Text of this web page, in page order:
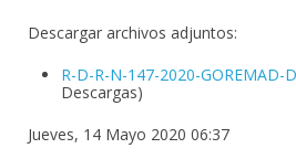
Descargar archivos adjuntos:
R-D-R-N-147-2020-GOREMAD-
Descargas)
Jueves, 14 Mayo 2020 06:37